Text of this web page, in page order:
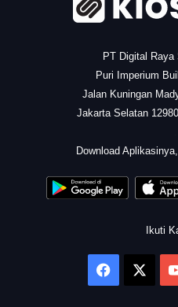
PT Digital Raya
Puri Imperium
Jalan Kuningan
Jakarta Selatan
Download
Ikuti
Facebook